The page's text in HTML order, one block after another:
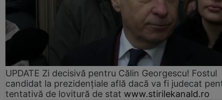
UPDATE Zi decisivă pentru Călin Georgescu! Fostul
candidat la prezidențiale află dacă va fi judecat
tentativă de lovitură de stat www.stirilekanald.ro